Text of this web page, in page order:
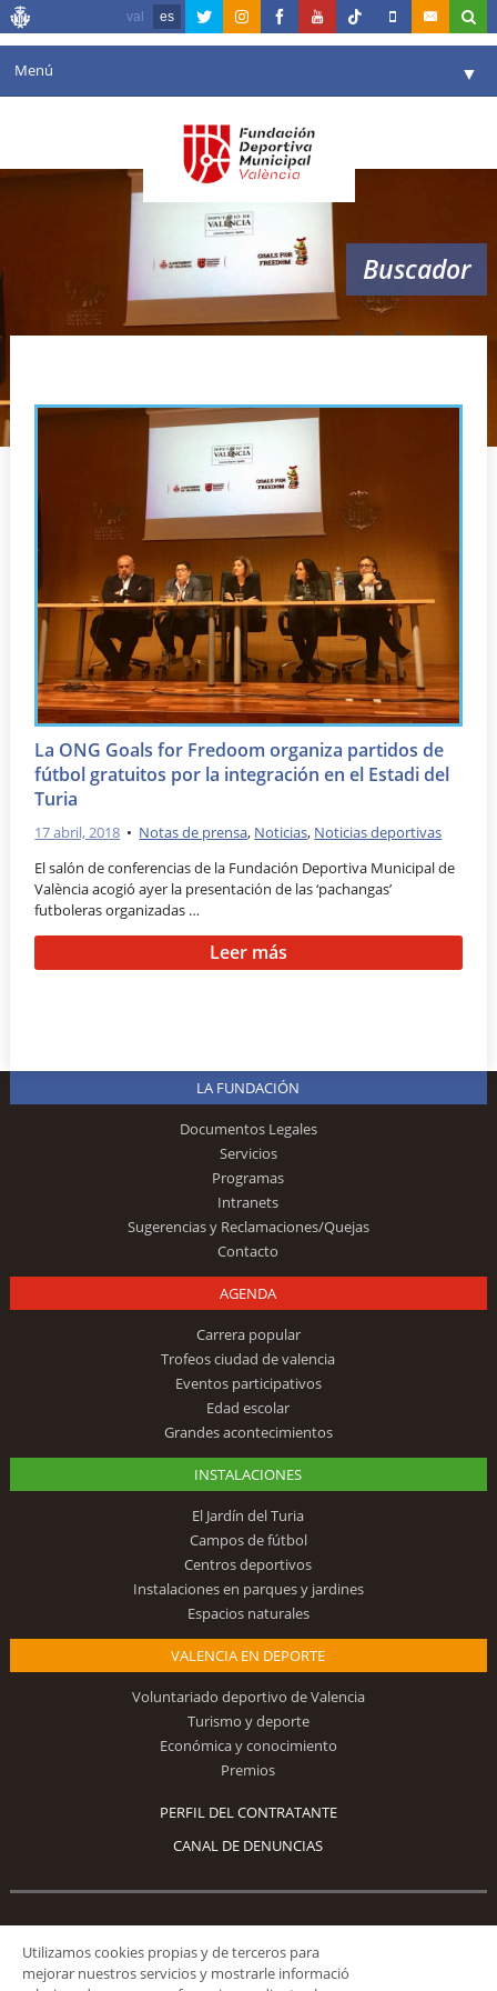
val es
Menú ▼
Agenda
▼
Valencia en deporte
Reservas
Buscador
goals for freedom
La ONG Goals for Fredoom organiza partidos de
fútbol gratuitos por la integración en el Estadi del
Turia
17 abril, 2018 • Notas de prensa, Noticias, Noticias deportivas
El salón de conferencias de la Fundación Deportiva Municipal de
València acogió ayer la presentación de las ‘pachangas’
futboleras organizadas …
Leer más
LA FUNDACIÓN
Documentos Legales
Servicios
Programas
Intranets
Sugerencias y Reclamaciones/Quejas
Contacto
AGENDA
Carrera popular
Trofeos ciudad de valencia
Eventos participativos
Edad escolar
Grandes acontecimientos
INSTALACIONES
El Jardín del Turia
Campos de fútbol
Centros deportivos
Instalaciones en parques y jardines
Espacios naturales
VALENCIA EN DEPORTE
Voluntariado deportivo de Valencia
Turismo y deporte
Económica y conocimiento
Premios
PERFIL DEL CONTRATANTE
CANAL DE DENUNCIAS
Síguenos
Utilizamos cookies propias y de terceros para
mejorar nuestros servicios y mostrarle informació